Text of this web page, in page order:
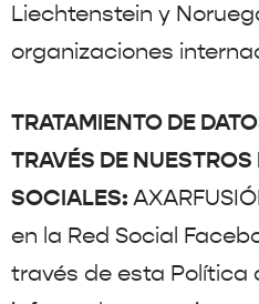
Liechtenstein y
organizaciones
TRATAMIENTO DE
TRAVÉS DE NUESTROS
SOCIALES:
en la Red Social
través de esta Política